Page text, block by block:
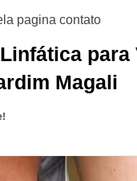
para
Magali